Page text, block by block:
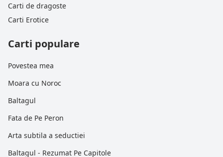
Carti de dragoste
Carti Erotice
Carti populare
Povestea mea
Moara cu Noroc
Baltagul
Fata de Pe Peron
Arta subtila a seductiei
Baltagul - Rezumat Pe Capitole